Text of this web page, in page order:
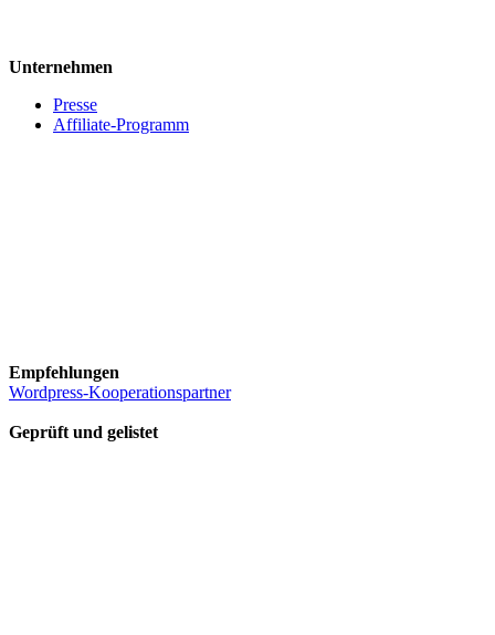
Unternehmen
Presse
Affiliate-Programm
Empfehlungen
Wordpress-Kooperationspartner
Geprüft und gelistet